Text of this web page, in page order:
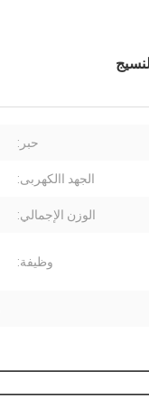
حبر:
الجهد االكهربى:
الوزن الإجمالي:
وظيفة: